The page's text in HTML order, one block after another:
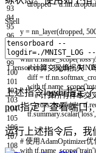
93
94
95
96
97
98
99
100
101
102
103
104
105
106
107
108
dropped = tf.nn dropout
y = nn_layer(dropped
# 创建损失函数
with tf.name_scope('loss'):
# 计算交叉熵损失（
diff = tf nn
with tf name_scope(
# 计算所有样本交
cross_entropy = tf
tf summary.scalar('loss'
# 使用AdamOptimizer
with tf name_scope('train')
Shell
1 tensorboard --logdir=./
上述指令logdir指定
port指定了查看端口
运行上述指令后，我